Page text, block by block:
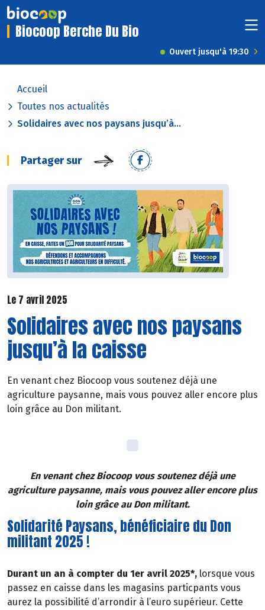
Biocoop Berche Du Bio
Ouvert jusqu'à 19:30
Accueil
Toutes nos actualités
Solidaires avec nos paysans jusqu’à...
Partager sur
Le 7 avril 2025
Solidaires avec nos paysans
jusqu’à la caisse
En venant chez Biocoop vous soutenez déjà une
agriculture paysanne, mais vous pouvez aller encore plus
loin grâce au Don militant.
En venant chez Biocoop vous soutenez déjà une
agriculture paysanne, mais vous pouvez aller encore plus
loin grâce au Don militant.
Solidarité Paysans, bénéficiaire du Don
militant 2025 !
Durant un an à compter du 1er avril 2025*, lorsque vous
passez en caisse dans les magasins particpants vous
aurez la possibilité d’arrondir à l’euro supérieur. Cette